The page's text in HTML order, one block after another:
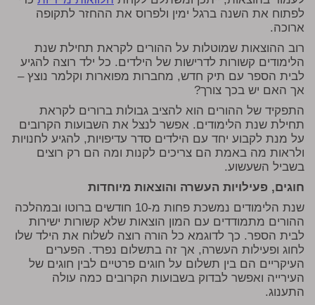
לפתוח את השנה ברגל ימין ולפרוס את ההחזר לתקופה
ארוכה.
רוב ההוצאות שמוטלות על ההורים לקראת תחילת שנת
הלימודים קשורות לדרישות של הילדים. כל ילד רוצה להגיע
לבית הספר עם תיק חדש, מחברות מפוארות וקלמר נוצץ –
אך האם יש בכך צורך?
התפקיד של ההורים הוא להציב גבולות ברורים לקראת
תחילת שנת הלימודים. אפשר לנצל את השבועות הקרובים
על מנת לקבוע יחד עם הילדים סדר עדיפויות, להגיע לחנויות
ולראות מה באמת הם צריכים לקנות ומה הם רק רוצים
בשביל השעשוע.
חוגים, פעילויות העשרה והוצאות מיוחדות
שנת הלימודים נמשכת פחות מ-10 חודשים ברוטו ובמהלכה
ההורים מתמודדים עם המון הוצאות שלא קשורות ישירות
לבית הספר. כך לדוגמא כל הורה רוצה לשלוח את הילד שלו
לחוג ופעילות העשרה, אך זה בתשלום נפרד. הפערים
העיקריים הם בין תשלום על חוגים פרטיים לבין חוגים של
העירייה ואפשר לבדוק בשבועות הקרובים כמה עולה
התענוג.